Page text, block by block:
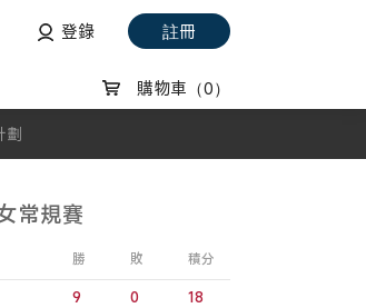
登錄 註冊
購物車 （0）
劃
常規賽
勝 敗 積分
9 0
18